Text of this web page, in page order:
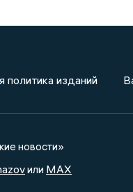
политика изданий
новости»
или MAX